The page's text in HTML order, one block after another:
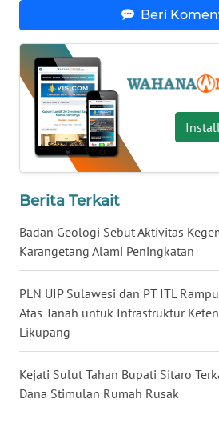
Beri
Berita Terkait
Badan Geologi Sebut Aktivitas
Karangetang Alami Peningkatan
PLN UIP Sulawesi dan PT ITL
Atas Tanah untuk Infrastruktur
Likupang
Kejati Sulut Tahan Bupati Sitaro
Dana Stimulan Rumah Rusak
WN
RIAU
WN
SERAMBI
WN
WN
SULTENG
WN
SULBAR